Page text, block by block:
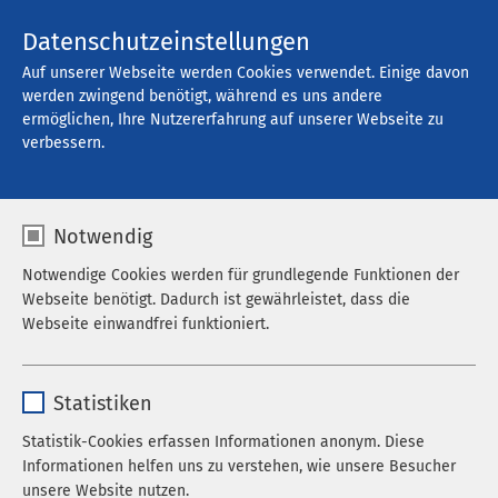
Offene Stellen
Filter
762 Stellenangebote gefunden
Datenschutzeinstellungen
Auf unserer Webseite werden Cookies verwendet. Einige davon
werden zwingend benötigt, während es uns andere
ermöglichen, Ihre Nutzererfahrung auf unserer Webseite zu
verbessern.
Notwendig
Notwendige Cookies werden für grundlegende Funktionen der
Webseite benötigt. Dadurch ist gewährleistet, dass die
Webseite einwandfrei funktioniert.
Laufzeit 278 Tage
Statistiken
Statistik-Cookies erfassen Informationen anonym. Diese
Informationen helfen uns zu verstehen, wie unsere Besucher
unsere Website nutzen.